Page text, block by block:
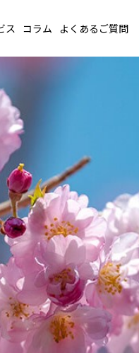
ス コラム よくあるご質問